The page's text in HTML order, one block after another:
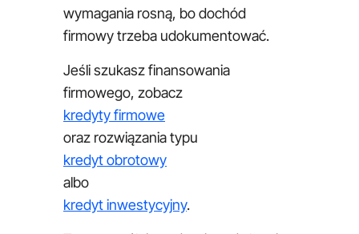
wymagania rosną, bo dochód
firmowy trzeba udokumentować.
Jeśli szukasz finansowania
firmowego, zobacz
kredyty firmowe
oraz rozwiązania typu
kredyt obrotowy
albo
kredyt inwestycyjny.